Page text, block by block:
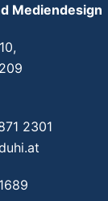
Mediendesign
2301